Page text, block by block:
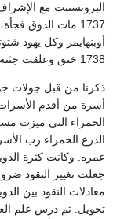
1737 مات الدوق
1738 خنق وعلقت جثته في قفص في ميدان عام(35).
ذكرنا من قبل جولات
أسرة من أقدم الأسرات
الدرع الحمراء رب
عمره. وكانت كثرة
جعلت تغيير النقود
معادلات النقود بين
تحويل. ثم درس علم